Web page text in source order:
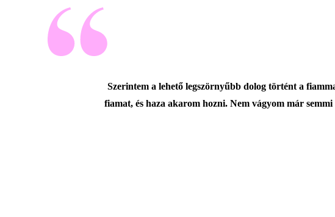
Szerintem a lehető legszörnyűbb dolog történt a
fiamat, és haza akarom hozni. Nem vágyom már